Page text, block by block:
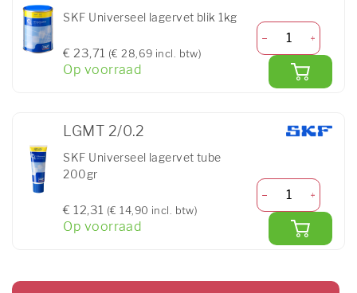
SKF Universeel lagervet blik 1kg
€ 23,71 (€ 28,69 incl. btw)
Op voorraad
LGMT 2/0.2
SKF Universeel lagervet tube
200gr
€ 12,31 (€ 14,90 incl. btw)
Op voorraad